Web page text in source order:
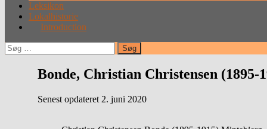
Leksikon
Lokalhistorie
Introduction
Søg
efter:
Bonde, Christian Christensen (1895-
Senest opdateret 2. juni 2020